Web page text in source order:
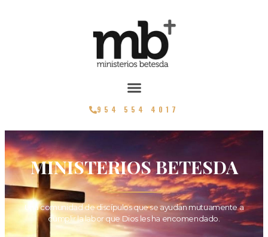
954 554 4017
MINISTERIOS BETESDA
Una comunidad de discípulos que se ayudan mutuamente a
cumplir la labor que Dios les ha encomendado.